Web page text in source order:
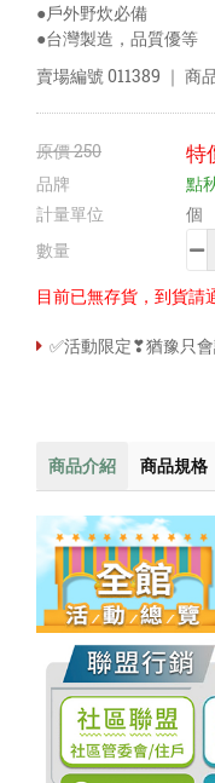
●戶外野炊必備
●台灣製造，品質優等
賣場編號011389 ｜ 商
原價250 特
品牌
點
計量單位
個
數量
目前已無存貨，到貨請
✅活動限定❣猶豫只
商品介紹 商品規格